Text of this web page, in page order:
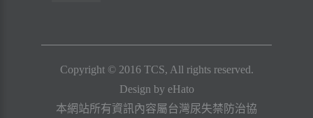
Copyright © 2016 TCS, All rights reserved.
Design by eHato
本網站所有資訊內容屬台灣尿失禁防治協